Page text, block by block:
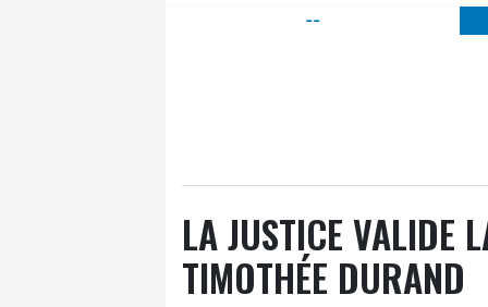
Luxembourg
--
LA JUSTICE VALIDE
TIMOTHÉE DURAND